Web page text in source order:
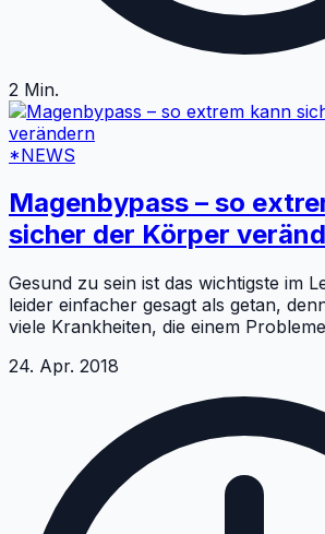
2 Min.
*NEWS
Magenbypass – so
sicher der Körper
Gesund zu sein ist das wichtigste im
leider einfacher gesagt als getan,
viele Krankheiten, die einem Probleme
24. Apr. 2018